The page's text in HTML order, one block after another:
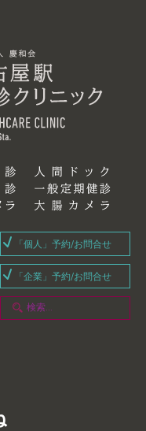
「個人」予約/お問合せ
「企業」予約/お問合せ